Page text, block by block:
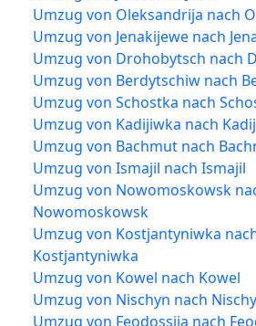
Umzug von Oleksandrija nach
Umzug von Jenakijewe nach
Umzug von Drohobytsch nach
Umzug von Berdytschiw nach
Umzug von Schostka nach
Umzug von Kadijiwka nach
Umzug von Bachmut nach
Umzug von Ismajil nach Ismajil
Umzug von Nowomoskowsk
Nowomoskowsk
Umzug von Kostjantyniwka
Kostjantyniwka
Umzug von Kowel nach Kowel
Umzug von Nischyn nach
Umzug von Feodossija nach